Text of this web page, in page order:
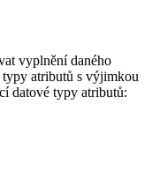
vyplnění daného
typy atributů s výjimkou
datové typy atributů: